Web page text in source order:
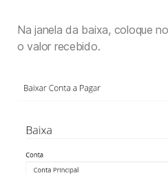
Na janela da baixa, coloque
o valor recebido.